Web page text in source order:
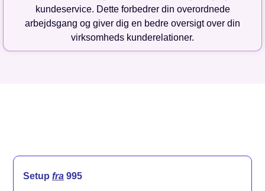
kundeservice. Dette forbedrer din overordnede
arbejdsgang og giver dig en bedre oversigt over din
virksomheds kunderelationer.
Setup fra 995